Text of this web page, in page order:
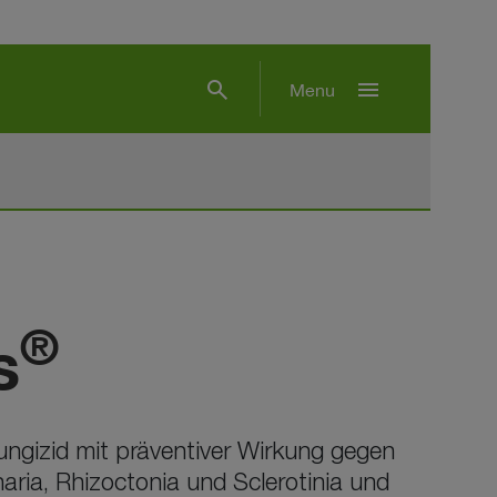
search Menu menu
®
mit präventiver Wirkung gegen
Rhizoctonia und Sclerotinia und